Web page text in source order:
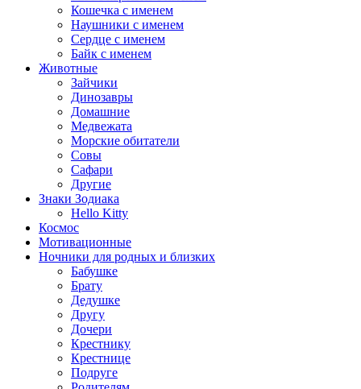
Кошечка с именем
Наушники с именем
Сердце с именем
Байк с именем
Животные
Зайчики
Динозавры
Домашние
Медвежата
Морские обитатели
Совы
Сафари
Другие
Знаки Зодиака
Hello Kitty
Космос
Мотивационные
Ночники для родных и близких
Бабушке
Брату
Дедушке
Другу
Дочери
Крестнику
Крестнице
Подруге